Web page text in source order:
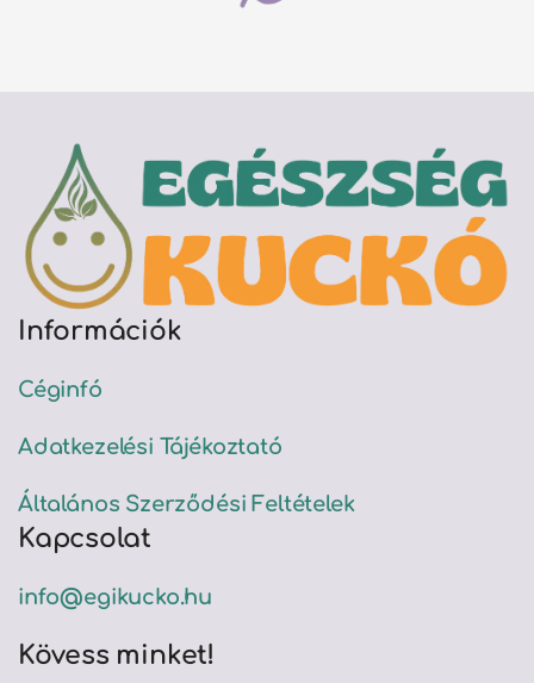
Információk
Céginfó
Adatkezelési Tájékoztató
Általános Szerződési Feltételek
Kapcsolat
info@egikucko.hu
Kövess minket!